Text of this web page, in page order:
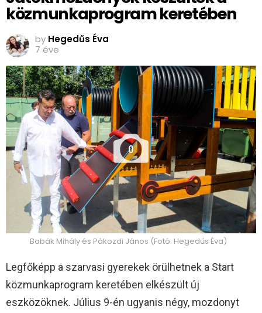
közmunkaprogram keretében
by Hegedűs Éva
7 éve
0
Babák Mihály és Pákozdi János (Fotó: Hegedűs Éva)
Legfőképp a szarvasi gyerekek örülhetnek a Start
közmunkaprogram keretében elkészült új
eszközöknek. Július 9-én ugyanis négy, mozdonyt